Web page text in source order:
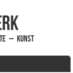
– Kunst